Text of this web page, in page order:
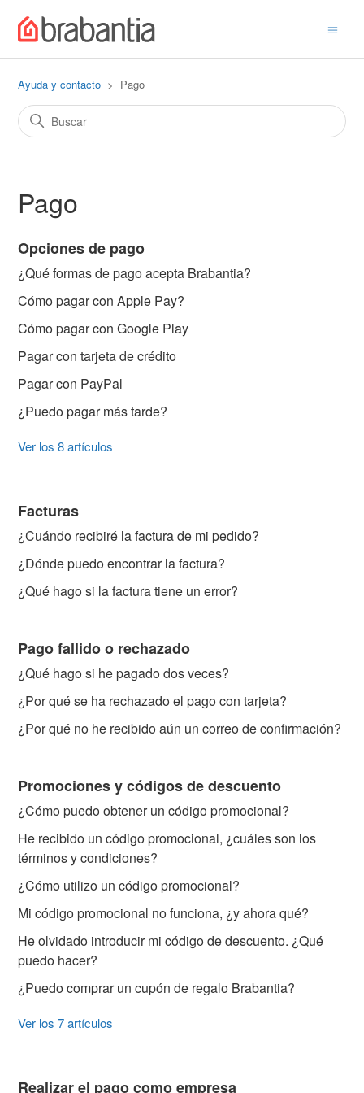
Ayuda y contacto Pago
Pago
Opciones de pago
¿Qué formas de pago acepta Brabantia?
Cómo pagar con Apple Pay?
Cómo pagar con Google Play
Pagar con tarjeta de crédito
Pagar con PayPal
¿Puedo pagar más tarde?
Ver los 8 artículos
Facturas
¿Cuándo recibiré la factura de mi pedido?
¿Dónde puedo encontrar la factura?
¿Qué hago si la factura tiene un error?
Pago fallido o rechazado
¿Qué hago si he pagado dos veces?
¿Por qué se ha rechazado el pago con tarjeta?
¿Por qué no he recibido aún un correo de confirmación?
Promociones y códigos de descuento
¿Cómo puedo obtener un código promocional?
He recibido un código promocional, ¿cuáles son los
términos y condiciones?
¿Cómo utilizo un código promocional?
Mi código promocional no funciona, ¿y ahora qué?
He olvidado introducir mi código de descuento. ¿Qué
puedo hacer?
¿Puedo comprar un cupón de regalo Brabantia?
Ver los 7 artículos
Realizar el pago como empresa